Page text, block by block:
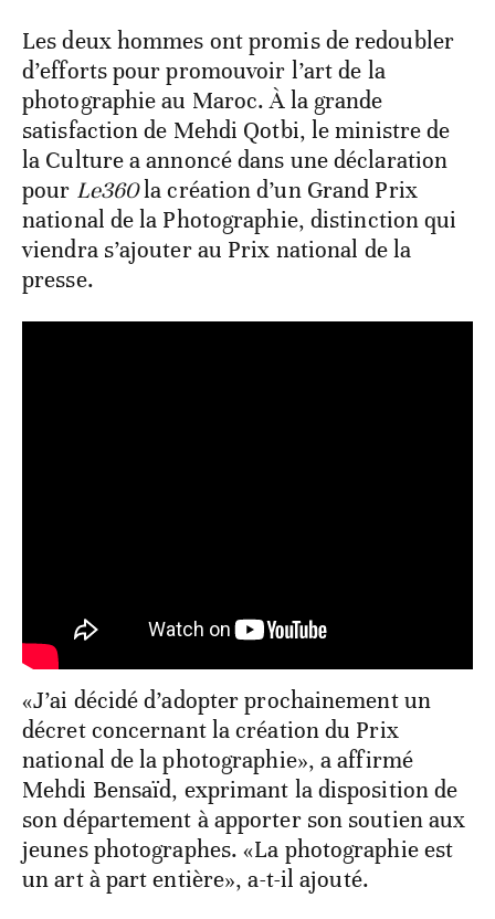
Les deux hommes ont promis de redoubler
d’efforts pour promouvoir l’art de la
photographie au Maroc. À la grande
satisfaction de Mehdi Qotbi, le ministre de
la Culture a annoncé dans une déclaration
pour Le360la création d’un Grand Prix
national de la Photographie, distinction qui
viendra s’ajouter au Prix national de la
presse.
«J’ai décidé d’adopter prochainement un
décret concernant la création du Prix
national de la photographie», a affirmé
Mehdi Bensaïd, exprimant la disposition de
son département à apporter son soutien aux
jeunes photographes. «La photographie est
un art à part entière», a-t-il ajouté.